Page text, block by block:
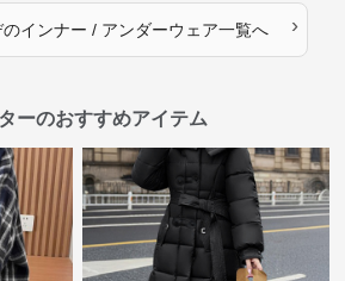
のインナー / アンダーウェア一覧へ ›
ーのおすすめアイテム